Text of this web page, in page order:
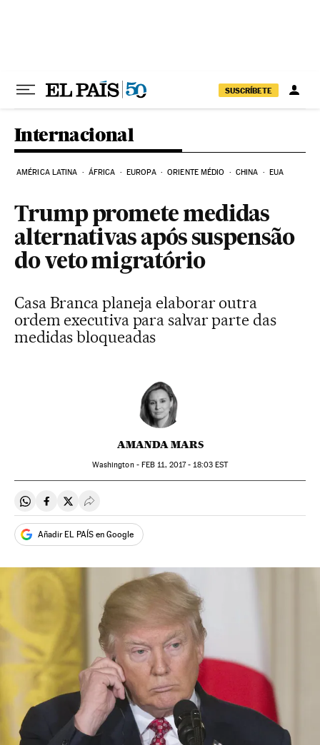
SUSCRÍBETE
Internacional
AMÉRICA LATINA ÁFRICA EUROPA ORIENTE MÉDIO CHINA EUA
Trump promete medidas
alternativas após suspensão
do veto migratório
Casa Branca planeja elaborar outra
ordem executiva para salvar parte das
medidas bloqueadas
AMANDA MARS
Washington - FEB 11, 2017 - 18:03EST
Compartir en Whatsapp
Compartir en Facebook
Compartir en Twitter
Desplegar Redes Sociales
Añadir EL PAÍS en Google